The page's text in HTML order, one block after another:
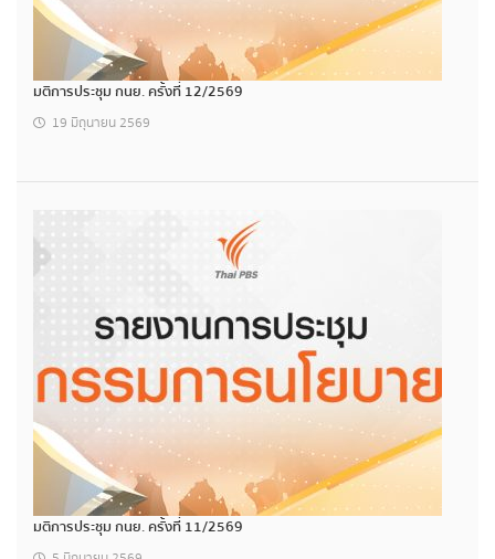
มติการประชุม กนย. ครั้งที่ 12/2569
19 มิถุนายน 2569
มติการประชุม กนย. ครั้งที่ 11/2569